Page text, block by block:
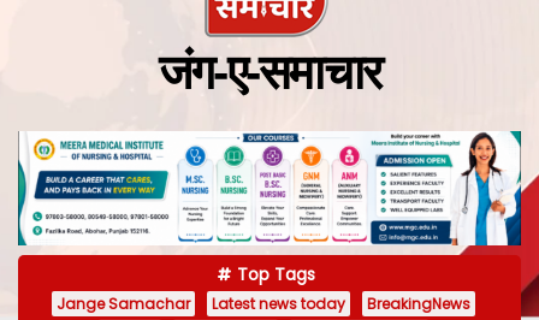
जंग-ए-समाचार
Top Tags
Jange Samachar Latest news today
BreakingNews